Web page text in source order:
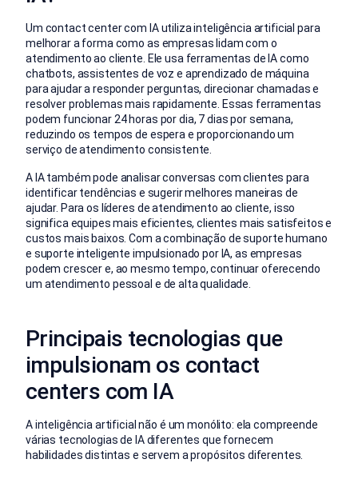
Um contact center com IA utiliza inteligência artificial para
melhorar a forma como as empresas lidam com o
atendimento ao cliente. Ele usa ferramentas de IA como
chatbots, assistentes de voz e aprendizado de máquina
para ajudar a responder perguntas, direcionar chamadas e
resolver problemas mais rapidamente. Essas ferramentas
podem funcionar 24 horas por dia, 7 dias por semana,
reduzindo os tempos de espera e proporcionando um
serviço de atendimento consistente.
A IA também pode analisar conversas com clientes para
identificar tendências e sugerir melhores maneiras de
ajudar. Para os líderes de atendimento ao cliente, isso
significa equipes mais eficientes, clientes mais satisfeitos e
custos mais baixos. Com a combinação de suporte humano
e suporte inteligente impulsionado por IA, as empresas
podem crescer e, ao mesmo tempo, continuar oferecendo
um atendimento pessoal e de alta qualidade.
Principais tecnologias que
impulsionam os contact
centers com IA
A inteligência artificial não é um monólito: ela compreende
várias tecnologias de IA diferentes que fornecem
habilidades distintas e servem a propósitos diferentes.